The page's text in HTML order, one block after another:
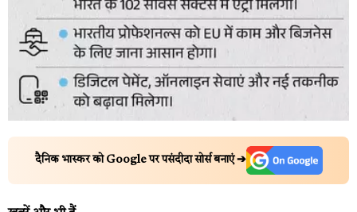
दैनिक भास्कर को Google पर पसंदीदा सोर्स बनाएं ➔